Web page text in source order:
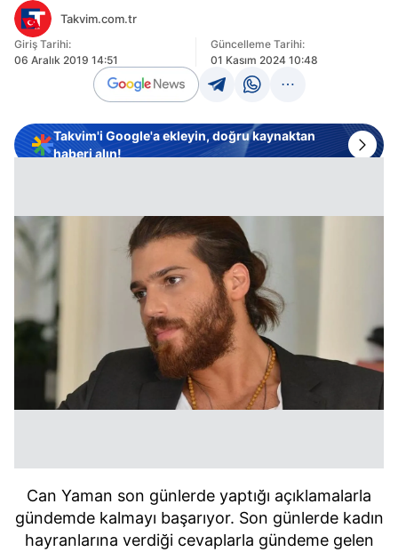
Takvim.com.tr
Giriş Tarihi:
06 Aralık 2019 14:51
Güncelleme Tarihi:
01 Kasım 2024 10:48
Takvim'i Google'a ekleyin, doğru kaynaktan
haberi alın!
Can Yaman son günlerde yaptığı açıklamalarla
gündemde kalmayı başarıyor. Son günlerde kadın
hayranlarına verdiği cevaplarla gündeme gelen